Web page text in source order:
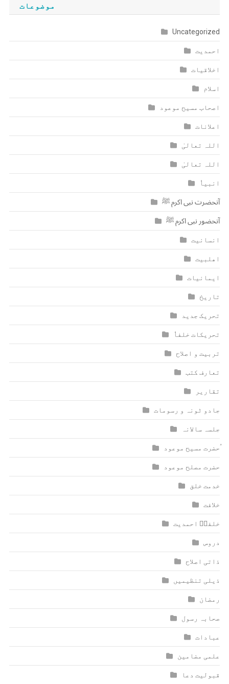
موضوعات
Uncategorized
احمدیت
اخلاقیات
اسلام
اصحاب مسیح موعود
اعلانات
اللہ تعالیٰ
اللہ تعالیٰ
انبیاٗ
آنحضرت نبی اکرم ﷺ
آنحضور نبی اکرم ﷺ
انسانیت
اھلبیت
ایمانیات
تاریخ
تحریک جدید
تحریکات خلفاٗ
تربیت و اصلاح
تعارف کتب
تقاریر
جادو ٹونہ و رسومات
جلسہ سالانہ
ٰؑحضرت مسیح موعود
حضرت مصلح موعود
خدمت خلق
خلافت
خلفاؑ احمدیت
دروس
ذاتی اصلاح
ذیلی تنظیمیں
رمضان
صحابہ رسول
عبادات
علمی مضامین
قبولیت دعا